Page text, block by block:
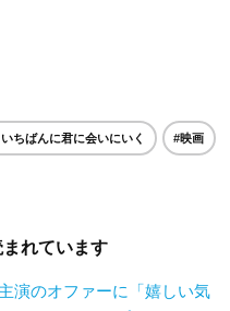
ちばんに君に会いにいく #映画
れています
演のオファーに「嬉しい気